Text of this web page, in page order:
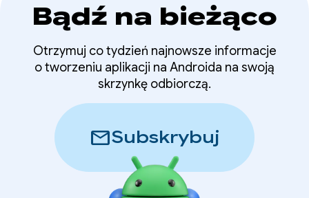
Bądź na bieżąco
Otrzymuj co tydzień najnowsze informacje
o tworzeniu aplikacji na Androida na swoją
skrzynkę odbiorczą.
mailSubskrybuj